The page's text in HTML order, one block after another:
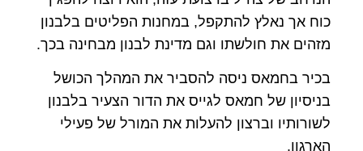
כוח אך נאלץ להתקפל, במחנות הפליטים בלבנון
מזהים את חולשתו וגם מדינת לבנון מבחינה בכך.
בכיר בחמאס ניסה להסביר את המהלך הכושל
בניסיון של חמאס לגייס את הדור הצעיר בלבנון
לשורותיו וברצון להעלות את המורל של פעילי
הארגון.